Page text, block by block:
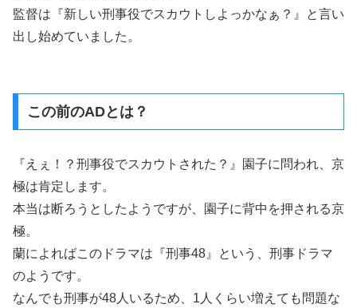
監督は『新しい刑事役でスカウトしよっかなぁ？』と言い
出し始めていました。
この前のADとは？
『えぇ！？刑事役でスカウトされた？』園子に問われ、京
極は肯定します。
本当は断ろうとしたようですが、園子に背中を押される京
極。
蘭によればこのドラマは『刑事48』という、刑事ドラマ
のようです。
なんでも刑事が48人いるため、1人くらい増えても問題な